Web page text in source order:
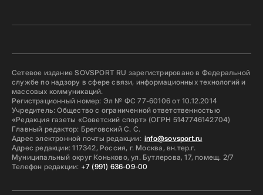
Сетевое издание SOVSPORT RU зарегистрировано в Федеральной
службе по надзору в сфере связи, информационных технологий и
массовых коммуникаций.
Регистрационный номер: Эл № ФС 77-60106 от 10.12.2014
Учредитель: Общество с ограниченной ответственностью
«Редакция газеты «Советский спорт» (ОГРН 5147746142704)
Главный редактор: Бреговский С. С.
Адрес электронной почты редакции: info@sovsport.ru
Адрес редакции: 117342, Россия, г. Москва, вн.тер.г.
Муниципальный округ Коньково, ул. Бутлерова, 17, помещ. 2/7
Телефон редакции: +7 (991) 636-09-00